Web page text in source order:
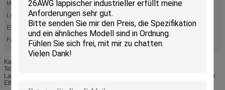
Marke:
Lappländer
Leght:
100mm-2000mm
Ethernet:
CAT5E/CAT6E
Farbe:
Optional
Kabelkabelbaum usb Lappländer CAT.5E 26AWG industrieller für
Telekommunikationsgeräte Produkt-Beschreibung Kabelkabelbaum usb
Lappländer CAT.5E 26AWG industrieller für Telekommunikationsgeräte Name
Ethernet...